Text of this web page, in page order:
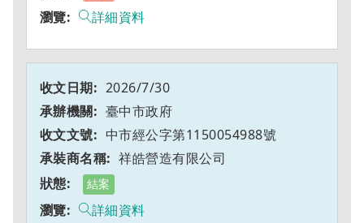
詳細資料
2026/7/30
臺中市政府
中市經公字第1150054988號
祥皓營造有限公司
結案
詳細資料